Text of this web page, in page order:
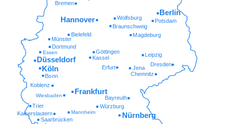
Saarbrücken
Kaiserslautern Mannheim
Würzburg
Trier
Wiesbaden Bayreuth
Koblenz
Chemnitz
Bonn
Erfurt Jena
Dresden
Kassel
Göttingen
Essen
Dortmund
Münster
Magdeburg
Bielefeld
Braunschweig
Potsdam
Wolfsburg
Nürnberg
Frankfurt
Köln
Düsseldorf
Leipzig
Hannover
Berlin
Bremen